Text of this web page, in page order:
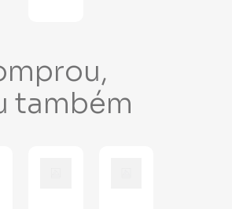
também